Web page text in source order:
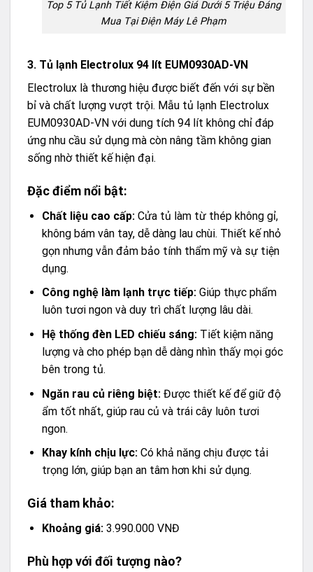
Top 5 Tủ Lạnh Tiết Kiệm Điện Giá Dưới 5 Triệu Đáng
Mua Tại Điện Máy Lê Phạm
3. Tủ lạnh Electrolux 94 lít EUM0930AD-VN
Electrolux là thương hiệu được biết đến với sự bền
bỉ và chất lượng vượt trội. Mẫu tủ lạnh Electrolux
EUM0930AD-VN với dung tích 94 lít không chỉ đáp
ứng nhu cầu sử dụng mà còn nâng tầm không gian
sống nhờ thiết kế hiện đại.
Đặc điểm nổi bật:
Chất liệu cao cấp:Cửa tủ làm từ thép không gỉ,
không bám vân tay, dễ dàng lau chùi. Thiết kế nhỏ
gọn nhưng vẫn đảm bảo tính thẩm mỹ và sự tiện
dụng.
Công nghệ làm lạnh trực tiếp:Giúp thực phẩm
luôn tươi ngon và duy trì chất lượng lâu dài.
Hệ thống đèn LED chiếu sáng:Tiết kiệm năng
lượng và cho phép bạn dễ dàng nhìn thấy mọi góc
bên trong tủ.
Ngăn rau củ riêng biệt:Được thiết kế để giữ độ
ẩm tốt nhất, giúp rau củ và trái cây luôn tươi
ngon.
Khay kính chịu lực:Có khả năng chịu được tải
trọng lớn, giúp bạn an tâm hơn khi sử dụng.
Giá tham khảo:
Khoảng giá:3.990.000 VNĐ
Phù hợp với đối tượng nào?